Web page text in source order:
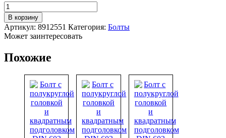
Количество
товара
Болт
с
шестигранной
ГОСТ
В корзину
Артикул: 8912551 Категория: Болты
Может заинтересовать
Похожие